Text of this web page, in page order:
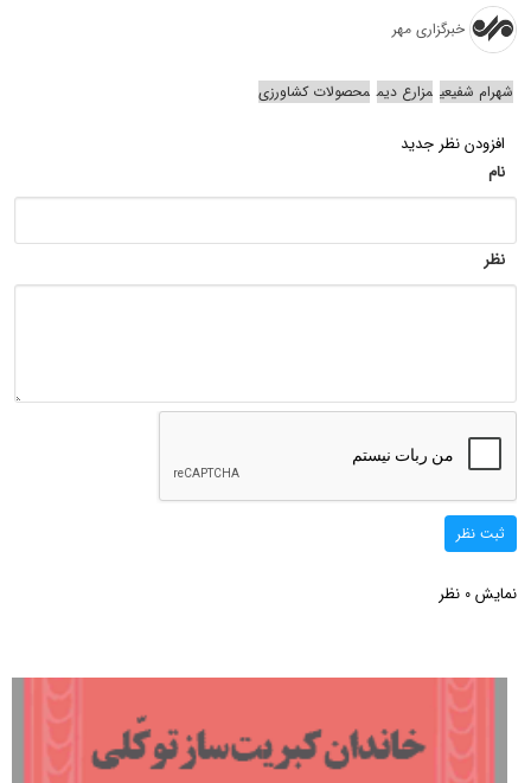
خبرگزاری مهر
شهرام شفیعی مزارع دیم محصولات کشاورزی
افزودن نظر جدید
نام
نظر
ثبت نظر
نمایش 0 نظر